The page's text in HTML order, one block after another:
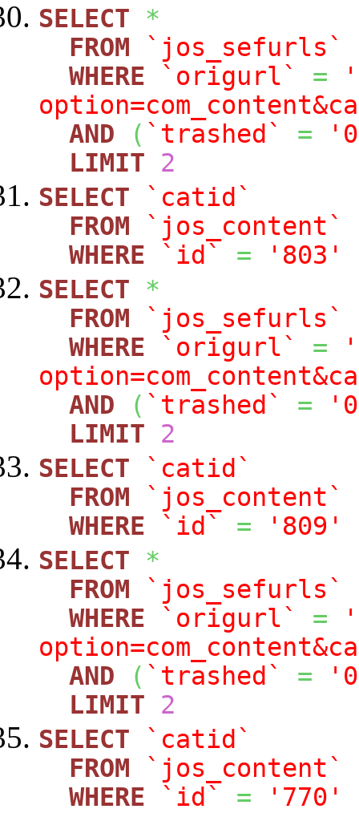
SELECT
*
FROM
`jos_sefurls`
WHERE
`origurl` =
AND
( `trashed` =
LIMIT
2
SELECT
`catid`
FROM
`jos_content`
WHERE
`id` =
'803'
SELECT
*
FROM
`jos_sefurls`
WHERE
`origurl` =
AND
( `trashed` =
LIMIT
2
SELECT
`catid`
FROM
`jos_content`
WHERE
`id` =
'809'
SELECT
*
FROM
`jos_sefurls`
WHERE
`origurl` =
AND
( `trashed` =
LIMIT
2
SELECT
`catid`
FROM
`jos_content`
WHERE
`id` =
'770'